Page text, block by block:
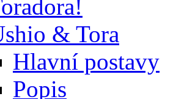
& Tora
Hlavní postavy
Popis